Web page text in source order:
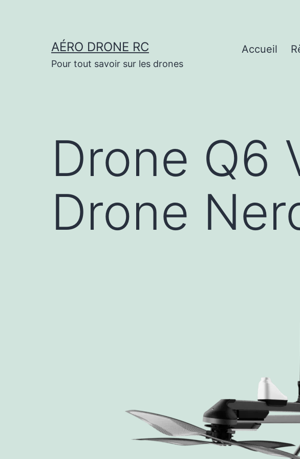
AÉRO DRONE RC
Pour tout savoir sur les drones
Accueil
Drone Q6
Drone